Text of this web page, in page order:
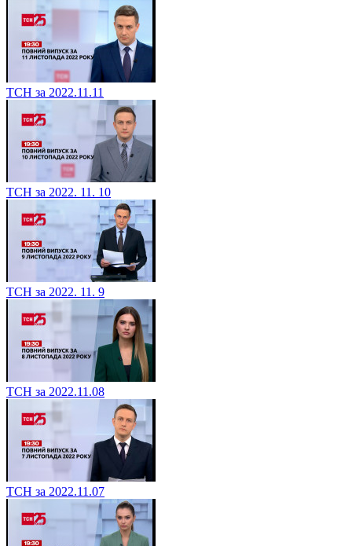
ТСН за 2022.11.11
ТСН за 2022. 11. 10
ТСН за 2022. 11. 9
ТСН за 2022.11.08
ТСН за 2022.11.07